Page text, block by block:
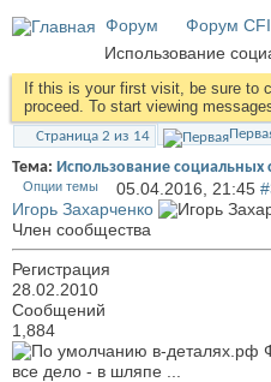
Форум Форум
Использование
If this is your first visit, be sure to
proceed. To start viewing
Страница 2 из 14
Тема: Использование социальных
Опции темы 05.04.2016, 21:45
Игорь Захарченко
Член сообщества
Регистрация
28.02.2010
Сообщений
1,884
в-деталях.рф
все дело - в шляпе ...